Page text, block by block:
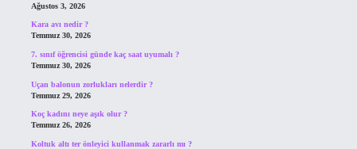
Ağustos 3, 2026
Kara avı nedir ?
Temmuz 30, 2026
7. sınıf öğrencisi günde kaç saat uyumalı ?
Temmuz 30, 2026
Uçan balonun zorlukları nelerdir ?
Temmuz 29, 2026
Koç kadını neye aşık olur ?
Temmuz 26, 2026
Koltuk altı ter önleyici kullanmak zararlı mı ?